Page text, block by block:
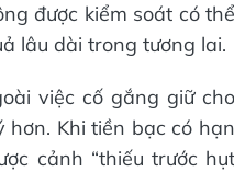
được kiểm soát có thể
lâu dài trong tương lai.
việc cố gắng giữ cho
hơn. Khi tiền bạc có hạn
cảnh “thiếu trước hụt